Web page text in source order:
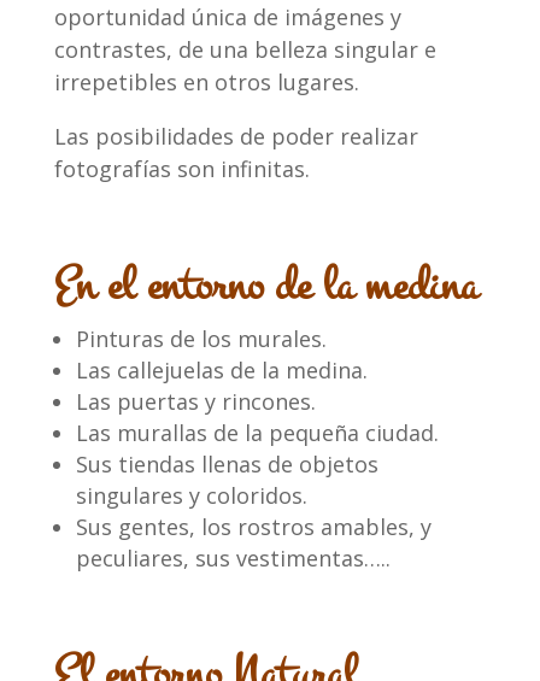
oportunidad única de imágenes y
contrastes, de una belleza singular e
irrepetibles en otros lugares.
Las posibilidades de poder realizar
fotografías son infinitas.
En el entorno de la medina
Pinturas de los murales.
Las callejuelas de la medina.
Las puertas y rincones.
Las murallas de la pequeña ciudad.
Sus tiendas llenas de objetos
singulares y coloridos.
Sus gentes, los rostros amables, y
peculiares, sus vestimentas…..